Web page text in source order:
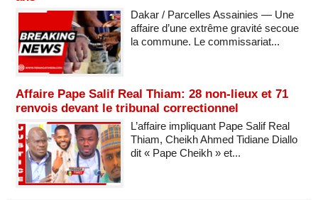
Dakar / Parcelles Assainies — Une
affaire d’une extrême gravité secoue
la commune. Le commissariat...
Affaire Pape Salif Real Thiam: 28 non-lieux et 71
renvois devant le tribunal correctionnel
L’affaire impliquant Pape Salif Real
Thiam, Cheikh Ahmed Tidiane Diallo
dit « Pape Cheikh » et...